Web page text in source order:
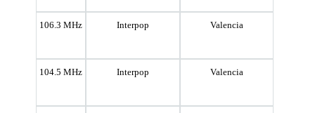
106.3 MHz Interpop Valencia
104.5 MHz Interpop Valencia